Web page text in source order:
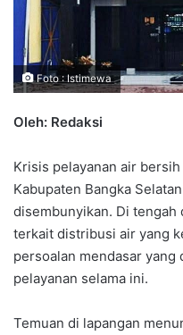
Foto : Istimewa
Oleh: Redaksi
Krisis pelayanan air
Kabupaten Bangka
disembunyikan. Di tengah
terkait distribusi air yang
persoalan mendasar yang
pelayanan selama ini.
Temuan di lapangan